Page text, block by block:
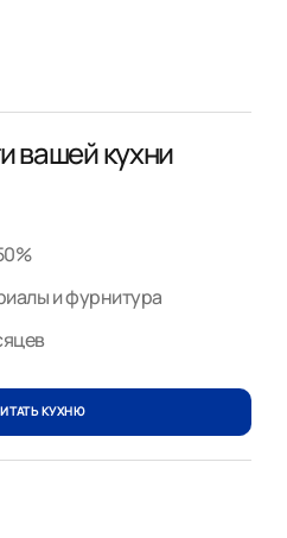
вашей кухни
и фурнитура
КУХНЮ